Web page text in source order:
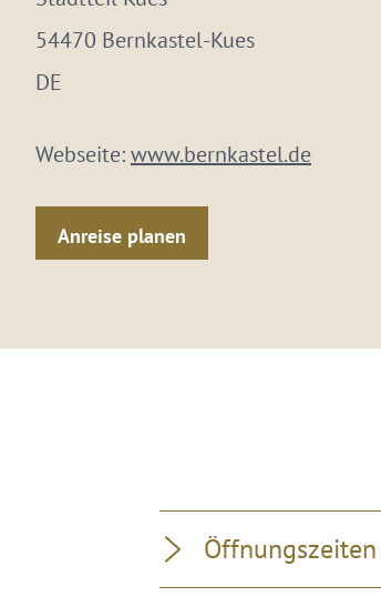
54470 Bernkastel-Kues
DE
Webseite:www.bernkastel.de
Anreise planen
Öffnungszeiten